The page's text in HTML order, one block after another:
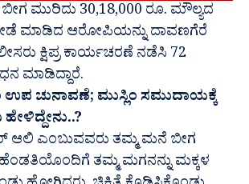
ಮುರಿದು 30,18,000 ರೂ. ಮೌಲ್ಯದ
ಮಾಡಿದ ಆರೋಪಿಯನ್ನು ದಾವಣಗೆರೆ
ಕ್ಷಿಪ್ರ ಕಾರ್ಯಚರಣೆ ನಡೆಸಿ 72
ಮಾಡಿದ್ದಾರೆ.
ಉಪ ಚುನಾವಣೆ; ಮುಸ್ಲಿಂ ಸಮುದಾಯಕ್ಕೆ
ಆಲಿ ಎಂಬುವವರು ತಮ್ಮ ಮನೆ ಬೀಗ
ಹೆಂಡತಿಯೊಂದಿಗೆ ತಮ್ಮ ಮಗನನ್ನು ಮಕ್ಕಳ